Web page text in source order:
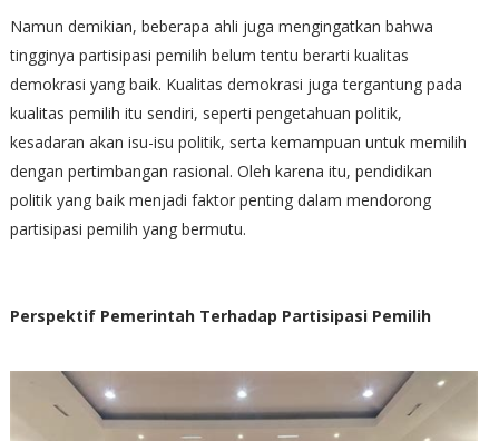
Namun demikian, beberapa ahli juga mengingatkan bahwa
tingginya partisipasi pemilih belum tentu berarti kualitas
demokrasi yang baik. Kualitas demokrasi juga tergantung pada
kualitas pemilih itu sendiri, seperti pengetahuan politik,
kesadaran akan isu-isu politik, serta kemampuan untuk memilih
dengan pertimbangan rasional. Oleh karena itu, pendidikan
politik yang baik menjadi faktor penting dalam mendorong
partisipasi pemilih yang bermutu.
Perspektif Pemerintah Terhadap Partisipasi Pemilih